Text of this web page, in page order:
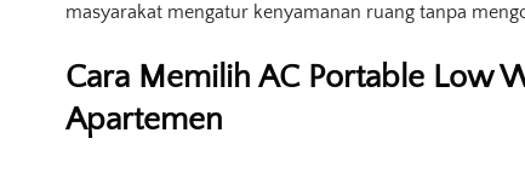
masyarakat mengatur kenyamanan ruang tanpa
Cara Memilih AC Portable Low
Apartemen